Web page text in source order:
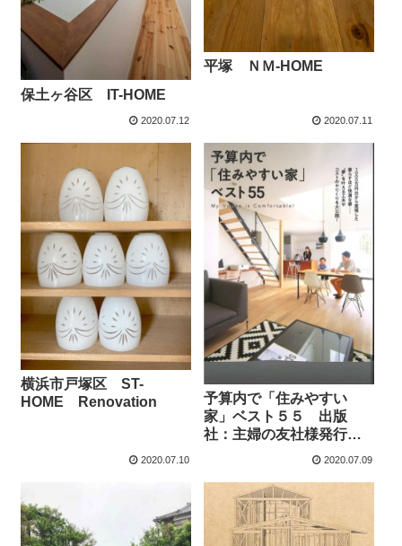
保土ヶ谷区 IT-HOME
2020.07.12
平塚 ＮＭ-HOME
2020.07.11
横浜市戸塚区 ST-
HOME Renovation
2020.07.10
予算内で「住みやすい
家」ベスト５５ 出版
社：主婦の友社様発行
(2020/6/30) 発売中
2020.07.09